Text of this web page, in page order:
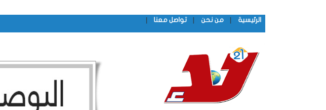
الرئيسية | من نحن | تواصل معنا |